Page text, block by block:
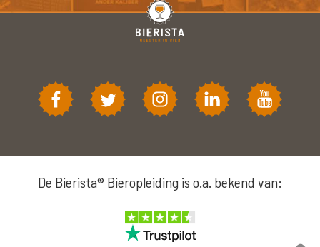
De Bierista® Bieropleiding is o.a. bekend van: